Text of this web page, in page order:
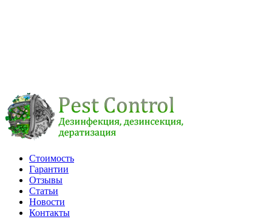
Стоимость
Гарантии
Отзывы
Статьи
Новости
Контакты